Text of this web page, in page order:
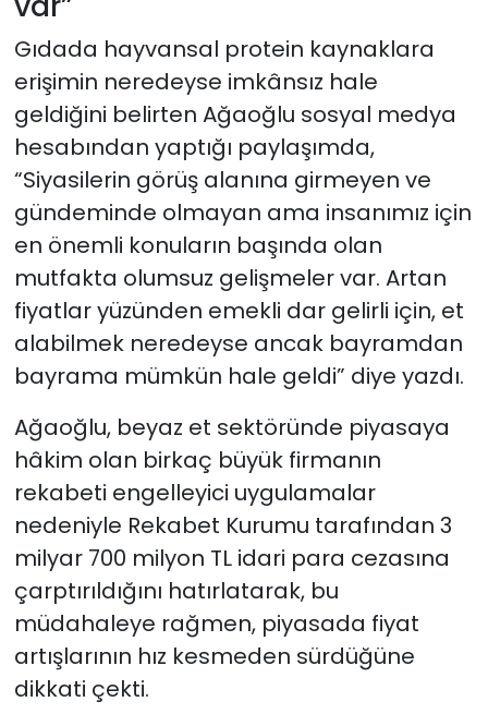
Gıdada hayvansal protein kaynaklara
erişimin neredeyse imkânsız hale
geldiğini belirten Ağaoğlu sosyal medya
hesabından yaptığı paylaşımda,
“Siyasilerin görüş alanına girmeyen ve
gündeminde olmayan ama insanımız için
en önemli konuların başında olan
mutfakta olumsuz gelişmeler var. Artan
fiyatlar yüzünden emekli dar gelirli için, et
alabilmek neredeyse ancak bayramdan
bayrama mümkün hale geldi” diye yazdı.
Ağaoğlu, beyaz et sektöründe piyasaya
hâkim olan birkaç büyük firmanın
rekabeti engelleyici uygulamalar
nedeniyle Rekabet Kurumu tarafından 3
milyar 700 milyon TL idari para cezasına
çarptırıldığını hatırlatarak, bu
müdahaleye rağmen, piyasada fiyat
artışlarının hız kesmeden sürdüğüne
dikkati çekti.